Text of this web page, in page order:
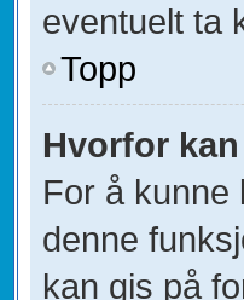
eventuelt ta
Topp
Hvorfor
For å kunne
denne
kan gis på